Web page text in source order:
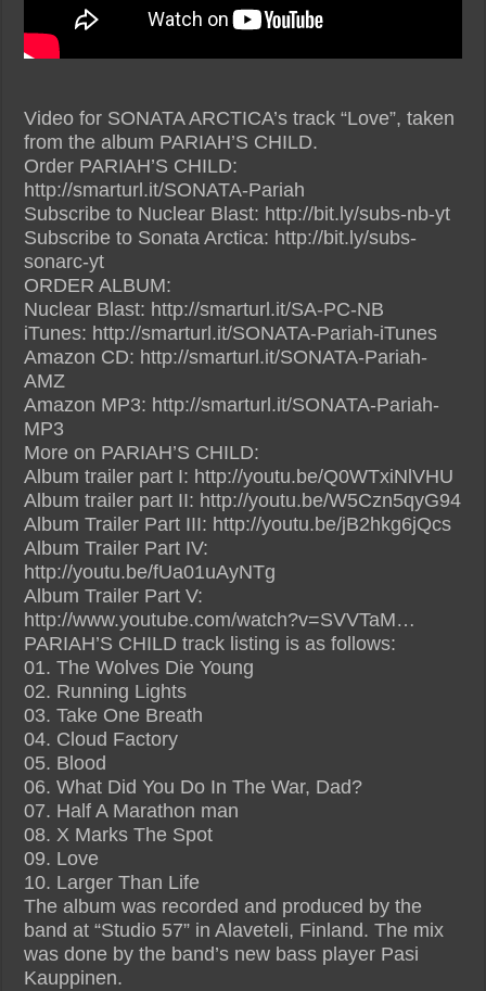
Video for SONATA ARCTICA’s track “Love”, taken
from the album PARIAH’S CHILD.
Order PARIAH’S CHILD:
http://smarturl.it/SONATA-Pariah
Subscribe to Nuclear Blast: http://bit.ly/subs-nb-yt
Subscribe to Sonata Arctica: http://bit.ly/subs-
sonarc-yt
ORDER ALBUM:
Nuclear Blast: http://smarturl.it/SA-PC-NB
iTunes: http://smarturl.it/SONATA-Pariah-iTunes
Amazon CD: http://smarturl.it/SONATA-Pariah-
AMZ
Amazon MP3: http://smarturl.it/SONATA-Pariah-
MP3
More on PARIAH’S CHILD:
Album trailer part I: http://youtu.be/Q0WTxiNlVHU
Album trailer part II: http://youtu.be/W5Czn5qyG94
Album Trailer Part III: http://youtu.be/jB2hkg6jQcs
Album Trailer Part IV:
http://youtu.be/fUa01uAyNTg
Album Trailer Part V:
http://www.youtube.com/watch?v=SVVTaM…
PARIAH’S CHILD track listing is as follows:
01. The Wolves Die Young
02. Running Lights
03. Take One Breath
04. Cloud Factory
05. Blood
06. What Did You Do In The War, Dad?
07. Half A Marathon man
08. X Marks The Spot
09. Love
10. Larger Than Life
The album was recorded and produced by the
band at “Studio 57” in Alaveteli, Finland. The mix
was done by the band’s new bass player Pasi
Kauppinen.